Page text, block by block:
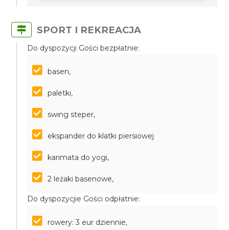
SPORT I REKREACJA
Do dyspozycji Gości bezpłatnie:
basen,
paletki,
swing steper,
ekspander do klatki piersiowej
karimata do yogi,
2 leżaki basenowe,
Do dyspozycjie Gości odpłatnie:
rowery: 3 eur dziennie,